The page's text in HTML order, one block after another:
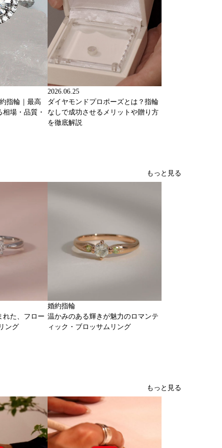
指輪｜最高
場・品質・
2026.06.25
ダイヤモンドプロポーズとは？指輪
なしで成功させるメリットや贈り方
を徹底解説
もっと見る
れた、フロー
ング
婚約指輪
温かみのある輝きが魅力のロマンテ
ィック・ブロッサムリング
もっと見る